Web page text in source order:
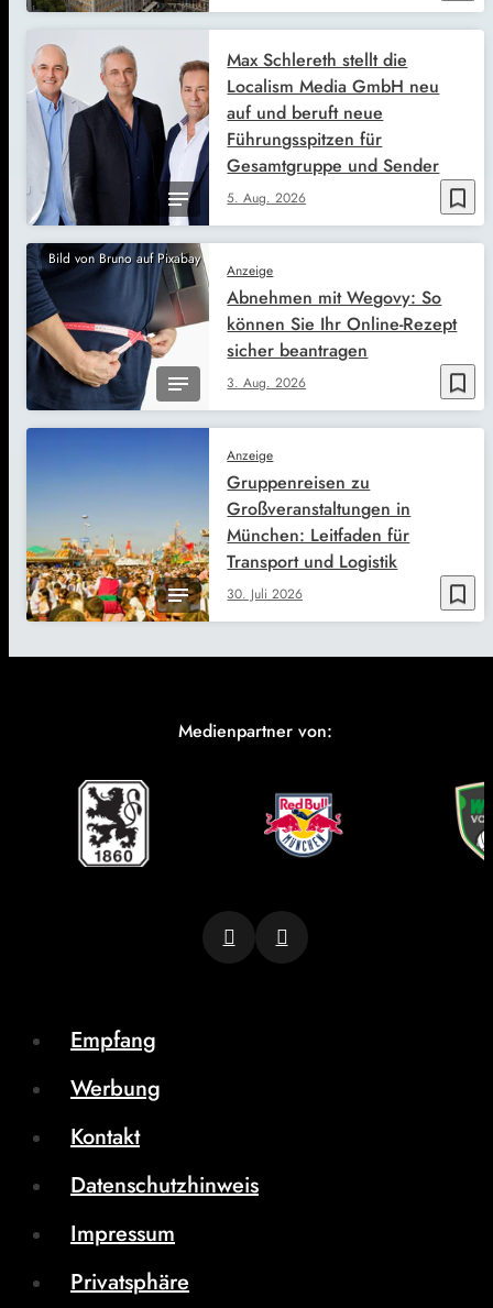
bookmark_border
5. Aug. 2026
Max Schlereth stellt die
Localism Media GmbH neu
auf und beruft neue
Führungsspitzen für
Gesamtgruppe und Sender
Bild von Bruno auf Pixabay
bookmark_border
Anzeige
3. Aug. 2026
Abnehmen mit Wegovy: So
können Sie Ihr Online-Rezept
sicher beantragen
bookmark_border
Anzeige
30. Juli 2026
Gruppenreisen zu
Großveranstaltungen in
München: Leitfaden für
Transport und Logistik
Medienpartner von:
Empfang
Werbung
Kontakt
Datenschutzhinweis
Impressum
Privatsphäre